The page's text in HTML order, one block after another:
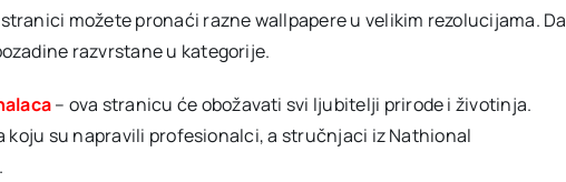
možete pronaći razne wallpapere u velikim rezolucijama. Da
razvrstane u kategorije.
– ova stranicu će obožavati svi ljubitelji prirode i životinja.
su napravili profesionalci, a stručnjaci iz Nathional